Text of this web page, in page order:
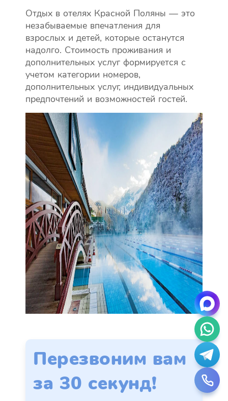
Отдых в отелях Красной Поляны — это
незабываемые впечатления для
взрослых и детей, которые останутся
надолго. Стоимость проживания и
дополнительных услуг формируется с
учетом категории номеров,
дополнительных услуг, индивидуальных
предпочтений и возможностей гостей.
Перезвоним вам
за 30 секунд!